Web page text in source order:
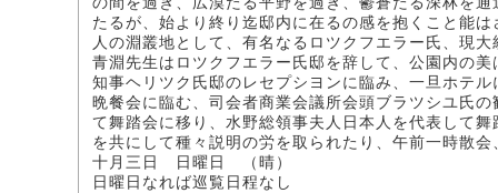
たるが、始より終り迄邸内に在るの感を抱くこと能
人の淵叢地として、有名なるロツクフエラー氏、現
青淵先生はロツクフエラー氏邸を辞して、公園内の
知事ヘリツク氏邸のレセプシヨンに臨み、一旦ホテ
晩餐会に臨む、司会者商業会議所会頭ブラツシユ氏
て舞踏会に移り、水野総領事夫人日本人を代表して
を共にして種々説明の労を取られたり、午前一時散
十月三日 日曜日 （晴）
日曜日なれば巡覧日程なし